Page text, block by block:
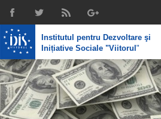
Institutul pentru Dezvoltare şi
Inițiative Sociale "Viitorul "
Despre noi
Profil
Expertiza IDIS